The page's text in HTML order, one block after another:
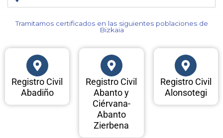
Tramitamos certificados en las siguientes poblaciones de
Bizkaia​
Registro Civil
Abadiño
Registro Civil
Abanto y
Ciérvana-
Abanto
Zierbena
Registro Civil
Alonsotegi